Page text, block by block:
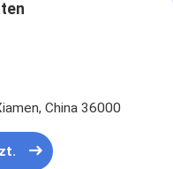
China 36000